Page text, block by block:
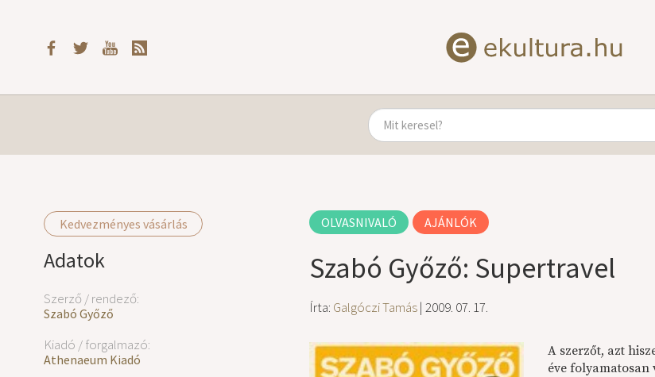
Kedvezményes vásárlás
Adatok
Szerző / rendező:
Szabó Győző
Kiadó / forgalmazó:
Athenaeum Kiadó
OLVASNIVALÓ AJÁNLÓK
Szabó Győző: Supertravel
Írta: Galgóczi Tamás| 2009. 07. 17.
A szerzőt, azt
éve